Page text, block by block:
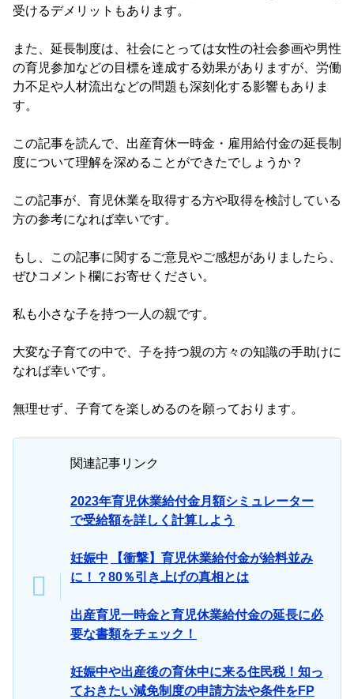
受けるデメリットもあります。
また、延長制度は、社会にとっては女性の社会参画や男性
の育児参加などの目標を達成する効果がありますが、労働
力不足や人材流出などの問題も深刻化する影響もありま
す。
この記事を読んで、出産育休一時金・雇用給付金の延長制
度について理解を深めることができたでしょうか？
この記事が、育児休業を取得する方や取得を検討している
方の参考になれば幸いです。
もし、この記事に関するご意見やご感想がありましたら、
ぜひコメント欄にお寄せください。
私も小さな子を持つ一人の親です。
大変な子育ての中で、子を持つ親の方々の知識の手助けに
なれば幸いです。
無理せず、子育てを楽しめるのを願っております。
関連記事リンク
2023年育児休業給付金月額シミュレーター
で受給額を詳しく計算しよう
妊娠中
【衝撃】育児休業給付金が給料並み
に！？80％引き上げの真相とは
出産育児一時金と育児休業給付金の延長に必
要な書類をチェック！
妊娠中や出産後の育休中に来る住民税！知っ
ておきたい減免制度の申請方法や条件をFP